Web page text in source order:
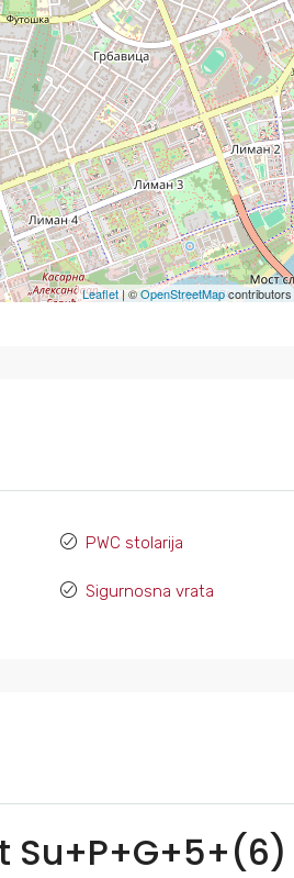
Leaflet| ©OpenStreetMapcontributors
PWC stolarija
Sigurnosna vrata